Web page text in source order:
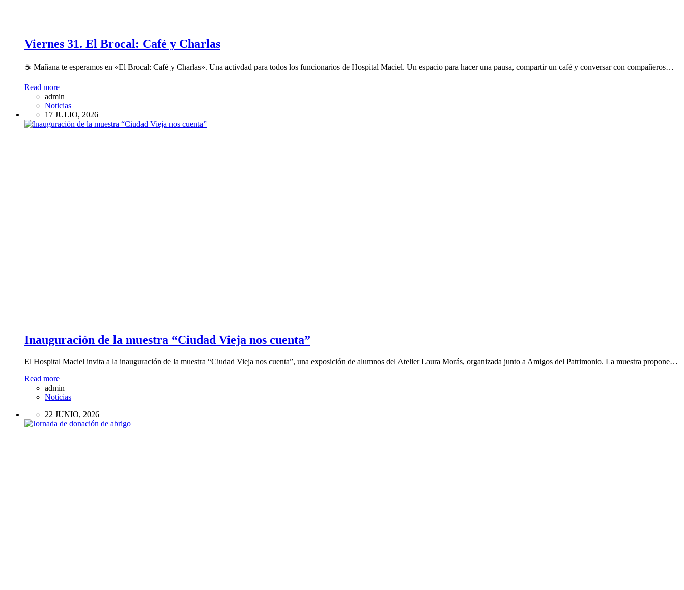
Viernes 31. El Brocal: Café y Charlas
☕ Mañana te esperamos en «El Brocal: Café y Charlas». Una activdad para todos los funcionarios de Hospital Maciel. Un espacio para hacer una pausa, compartir un café y conversar con compañeros…
Read more
admin
Noticias
17 JULIO, 2026
Inauguración de la muestra “Ciudad Vieja nos cuenta”
El Hospital Maciel invita a la inauguración de la muestra “Ciudad Vieja nos cuenta”, una exposición de alumnos del Atelier Laura Morás, organizada junto a Amigos del Patrimonio. La muestra propone…
Read more
admin
Noticias
22 JUNIO, 2026